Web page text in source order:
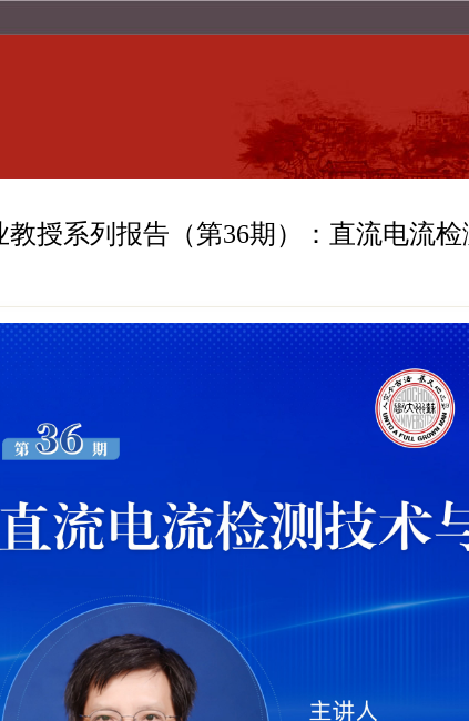
授系列报告（第36期）：直流电流检